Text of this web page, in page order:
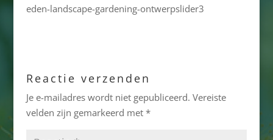
eden-landscape-gardening-ontwerpslider3
Reactie verzenden
Je e-mailadres wordt niet gepubliceerd. Vereiste
velden zijn gemarkeerd met *